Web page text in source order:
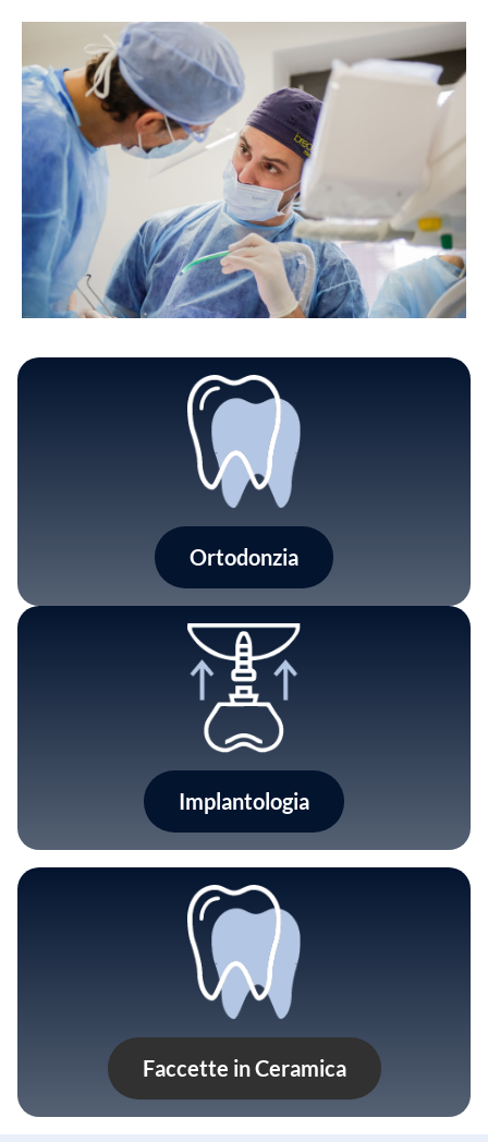
Ortodonzia
Implantologia
Faccette in Ceramica